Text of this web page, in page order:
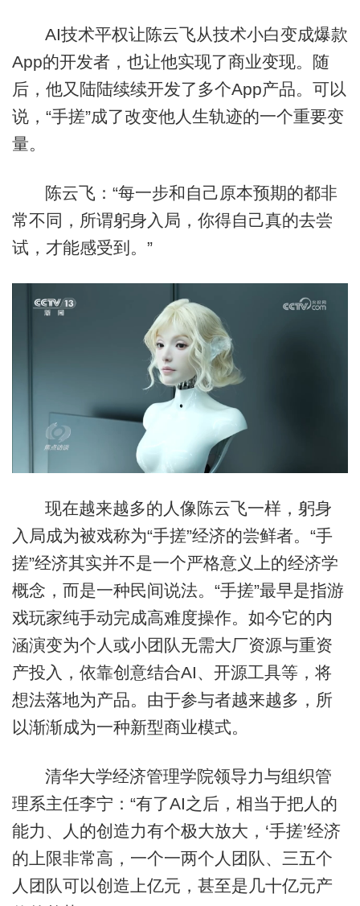
AI技术平权让陈云飞从技术小白变成爆款
App的开发者，也让他实现了商业变现。随
后，他又陆陆续续开发了多个App产品。可以
说，“手搓”成了改变他人生轨迹的一个重要变
量。
陈云飞：“每一步和自己原本预期的都非
常不同，所谓躬身入局，你得自己真的去尝
试，才能感受到。”
现在越来越多的人像陈云飞一样，躬身
入局成为被戏称为“手搓”经济的尝鲜者。“手
搓”经济其实并不是一个严格意义上的经济学
概念，而是一种民间说法。“手搓”最早是指游
戏玩家纯手动完成高难度操作。如今它的内
涵演变为个人或小团队无需大厂资源与重资
产投入，依靠创意结合AI、开源工具等，将
想法落地为产品。由于参与者越来越多，所
以渐渐成为一种新型商业模式。
清华大学经济管理学院领导力与组织管
理系主任李宁：“有了AI之后，相当于把人的
能力、人的创造力有个极大放大，‘手搓’经济
的上限非常高，一个一两个人团队、三五个
人团队可以创造上亿元，甚至是几十亿元产